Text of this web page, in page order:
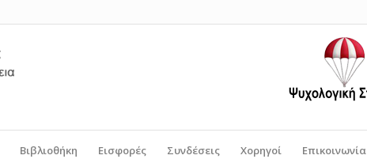
Βιβλιοθήκη Εισφορές Συνδέσεις Χορηγοί Επικοινωνία